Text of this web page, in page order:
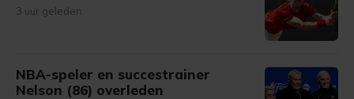
3 uur geleden
NBA-speler en succestrainer
Nelson (86) overleden